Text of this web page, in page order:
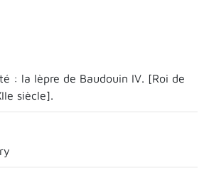
: la lèpre de Baudouin IV. [Roi de
siècle].